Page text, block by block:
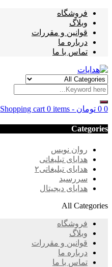
فروشگاه
وبلاگ
قوانین و مقررات
درباره ما
تماس با ما
Shopping cart 0 items - 0 تومان 0
Categories
روان نویس
هدایای تبلیغاتی
هدایای تبلیغاتی۲
سررسید
هدایای دیجیتال
All Categories
فروشگاه
وبلاگ
قوانین و مقررات
درباره ما
تماس با ما